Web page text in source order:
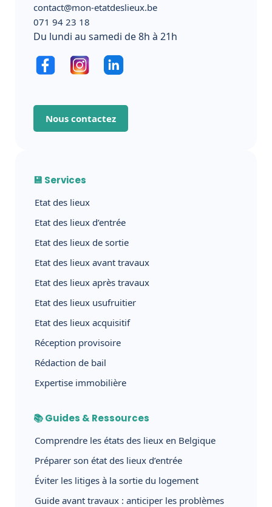
contact@mon-etatdeslieux.be
071 94 23 18
Du lundi au samedi de 8h à 21h
Nous contactez
💾 Services
Etat des lieux
Etat des lieux d’entrée
Etat des lieux de sortie
Etat des lieux avant travaux
Etat des lieux après travaux
Etat des lieux usufruitier
Etat des lieux acquisitif
Réception provisoire
Rédaction de bail
Expertise immobilière
📚 Guides & Ressources
Comprendre les états des lieux en Belgique
Préparer son état des lieux d’entrée
Éviter les litiges à la sortie du logement
Guide avant travaux : anticiper les problèmes